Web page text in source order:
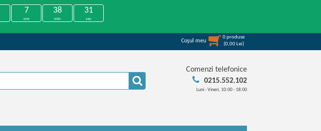
7
ore
38
min
31
sec
Coşul meu
0produse
(0,00 Lei)
Comenzi telefonice
0215.552.102
Luni - Vineri, 10:00 - 18:00